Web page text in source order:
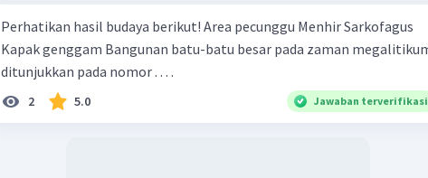
Perhatikan hasil budaya berikut! Area pecunggu Menhir Sarkofagus
Kapak genggam Bangunan batu-batu besar pada zaman megalitikum
ditunjukkan pada nomor . . . .
2 5.0 Jawaban terverifikasi